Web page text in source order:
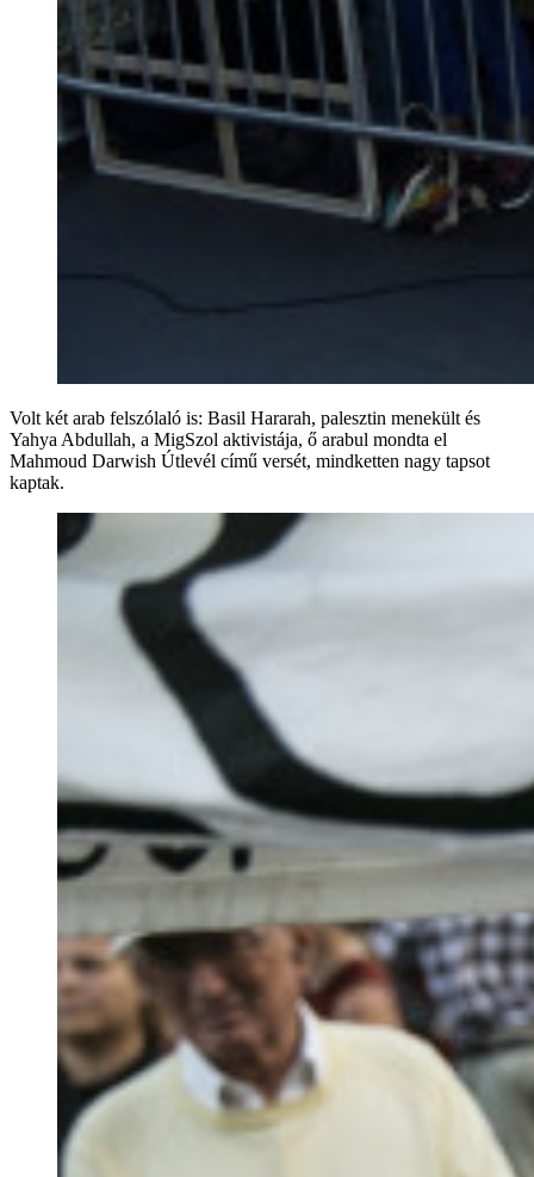
Volt két arab felszólaló is: Basil Hararah, palesztin menekült és
Yahya Abdullah, a MigSzol aktivistája, ő arabul mondta el
Mahmoud Darwish Útlevél című versét, mindketten nagy tapsot
kaptak.